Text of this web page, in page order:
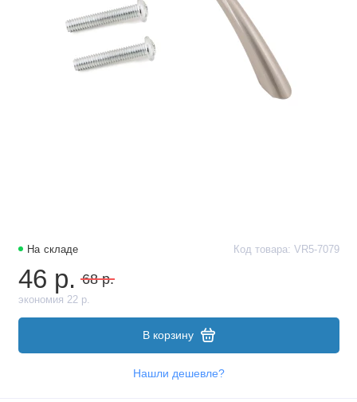
На складе Код товара: VR5-7079
46 р. 68 р.
экономия 22 р.
В корзину
Нашли дешевле?